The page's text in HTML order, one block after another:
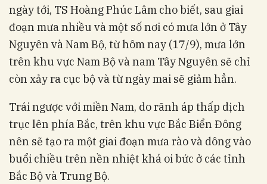
ngày tới, TS Hoàng Phúc Lâm cho biết, sau giai
đoạn mưanhiều và một số nơi có mưa lớn ở Tây
Nguyên và Nam Bộ, từ hôm nay (17/9), mưa lớn
trên khu vực Nam Bộ và nam Tây Nguyên sẽ chỉ
còn xảy ra cục bộ và từ ngày mai sẽ giảm hẳn.
Trái ngược với miền Nam, do rãnh áp thấp dịch
trục lên phía Bắc, trên khu vực Bắc Biển Đông
nên sẽ tạo ra một giai đoạn mưa rào và dông vào
buổi chiều trên nền nhiệt khá oi bức ở các tỉnh
Bắc Bộ và Trung Bộ.